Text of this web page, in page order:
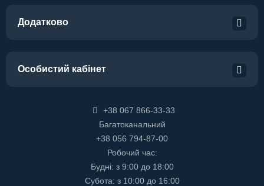
Додатково
Особистий кабінет
+38 067 866-33-33
Багатоканальний
+38 056 794-87-00
Робочий час:
Будні: з 9:00 до 18:00
Субота: з 10:00 до 16:00